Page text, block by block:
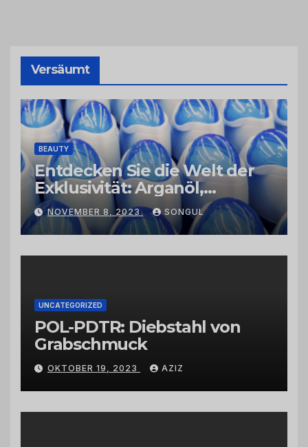
Versäumt
BEAUTY
Entdecken Sie die Welt der
Exklusivität: Arganöl,
Kaktusfeigenkernöl und
Schwarzkümmelöl von
vertrauenswürdigen
Großhändlern und Anbietern
NOVEMBER 8, 2023 SONGUL
UNCATEGORIZED
POL-PDTR: Diebstahl von
Grabschmuck
OKTOBER 19, 2023 AZIZ